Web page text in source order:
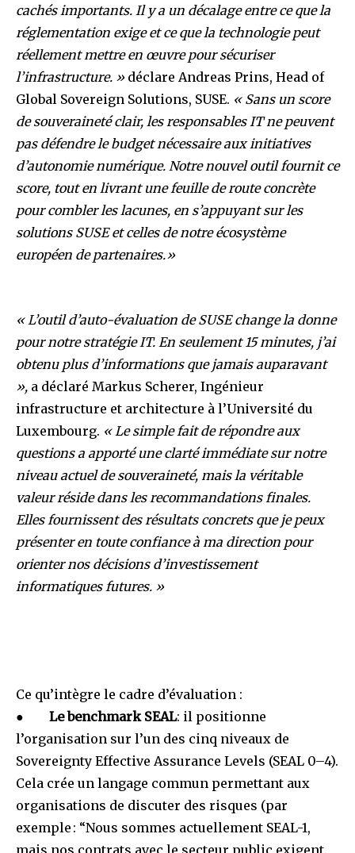
cachés importants. Il y a un décalage entre ce que la
réglementation exige et ce que la technologie peut
réellement mettre en œuvre pour sécuriser
l’infrastructure. »déclare Andreas Prins, Head of
Global Sovereign Solutions, SUSE. « Sans un score
de souveraineté clair, les responsables IT ne peuvent
pas défendre le budget nécessaire aux initiatives
d’autonomie numérique. Notre nouvel outil fournit ce
score, tout en livrant une feuille de route concrète
pour combler les lacunes, en s’appuyant sur les
solutions SUSE et celles de notre écosystème
européen de partenaires.»
« L’outil d’auto-évaluation de SUSE change la donne
pour notre stratégie IT. En seulement 15 minutes, j’ai
obtenu plus d’informations que jamais auparavant
», a déclaré Markus Scherer, Ingénieur
infrastructure et architecture à l’Université du
Luxembourg. « Le simple fait de répondre aux
questions a apporté une clarté immédiate sur notre
niveau actuel de souveraineté, mais la véritable
valeur réside dans les recommandations finales.
Elles fournissent des résultats concrets que je peux
présenter en toute confiance à ma direction pour
orienter nos décisions d’investissement
informatiques futures. »
Ce qu’intègre le cadre d’évaluation :
● Le benchmark SEAL: il positionne
l’organisation sur l’un des cinq niveaux de
Sovereignty Effective Assurance Levels (SEAL 0–4).
Cela crée un langage commun permettant aux
organisations de discuter des risques (par
exemple : “Nous sommes actuellement SEAL-1,